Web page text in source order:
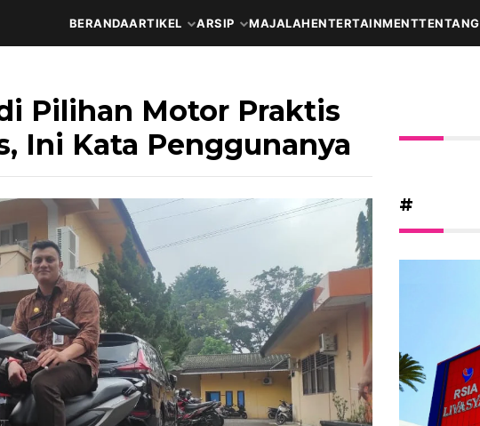
BERANDAARTIKEL ARSIP MAJALAHENTERTAINMENTTENTANG
Pilihan Motor Praktis
Ini Kata Penggunanya
#